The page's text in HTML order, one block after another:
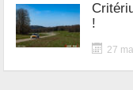
!
27